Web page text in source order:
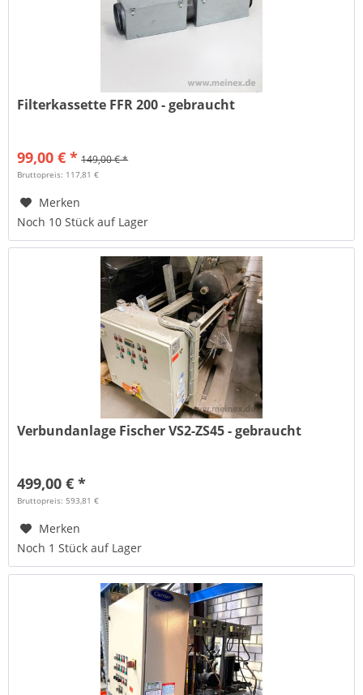
Filterkassette FFR 200 - gebraucht
99,00 € * 149,00 € *
Bruttopreis: 117,81 €
Merken
Noch 10 Stück auf Lager
Verbundanlage Fischer VS2-ZS45 - gebraucht
499,00 € *
Bruttopreis: 593,81 €
Merken
Noch 1 Stück auf Lager